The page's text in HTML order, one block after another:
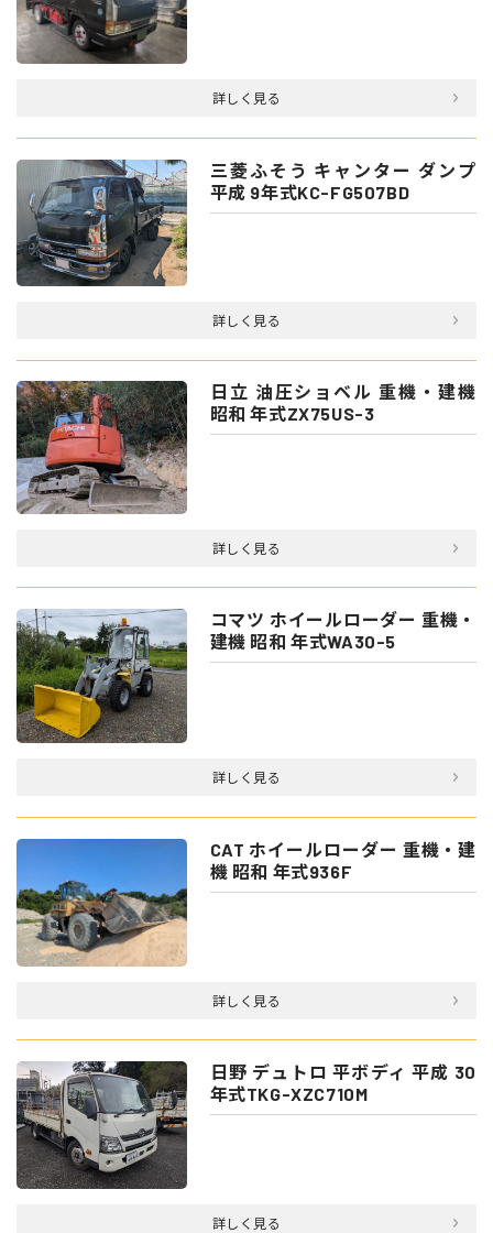
詳しく見る
三菱ふそう キャンター ダンプ
平成 9年式KC-FG507BD
詳しく見る
日立 油圧ショベル 重機・建機
昭和 年式ZX75US-3
詳しく見る
コマツ ホイールローダー 重機・
建機 昭和 年式WA30-5
詳しく見る
CAT ホイールローダー 重機・建
機 昭和 年式936F
詳しく見る
日野 デュトロ 平ボディ 平成 30
年式TKG-XZC710M
詳しく見る